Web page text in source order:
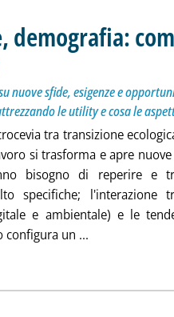
. Sottotitolo: Focus del Laboratorio Ref
. Pubblicata mercoledì 11 settembre 2024
nuove sfide, esigenze e
le utility e cosa le
tra transizione
si trasforma e apre
bisogno di reperire e
specifiche; l'interazione
e ambientale) e le
configura un ...